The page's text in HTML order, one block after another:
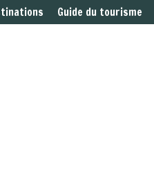
Guide du tourisme